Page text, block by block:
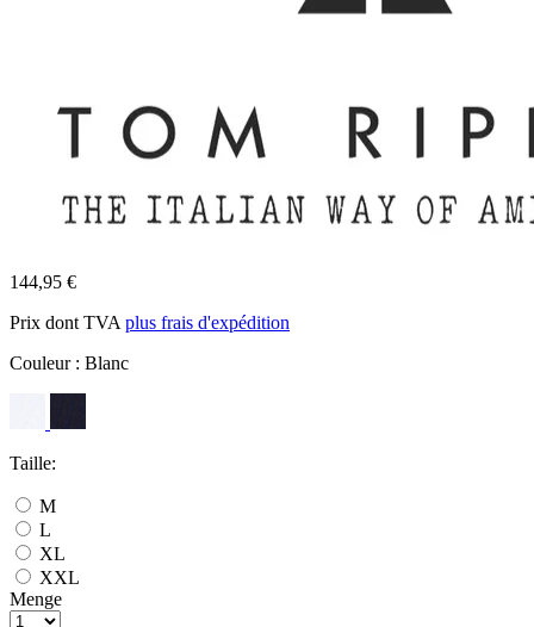
144,95 €
Prix dont TVA plus frais d'expédition
Couleur : Blanc
Taille:
M
L
XL
XXL
Menge